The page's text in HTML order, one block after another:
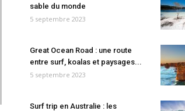
sable du monde
5 septembre 2023
Great Ocean Road : une route
entre surf, koalas et paysages...
5 septembre 2023
Surf trip en Australie : les